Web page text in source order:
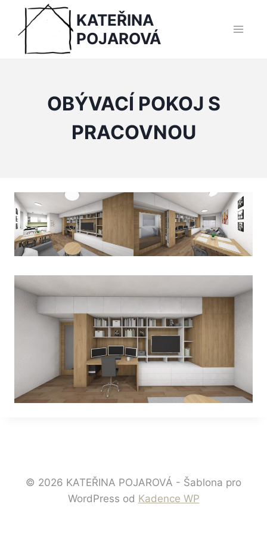
Přeskočit
obsah
KATEŘINA
POJAROVÁ
OBÝVACÍ POKOJ S
PRACOVNOU
© 2026 KATEŘINA POJAROVÁ - Šablona pro
WordPress od Kadence WP